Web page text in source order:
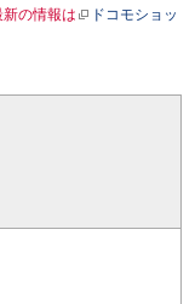
の情報は
ドコモショッ